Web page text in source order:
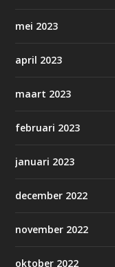
mei 2023
april 2023
maart 2023
februari 2023
januari 2023
december 2022
november 2022
oktober 2022